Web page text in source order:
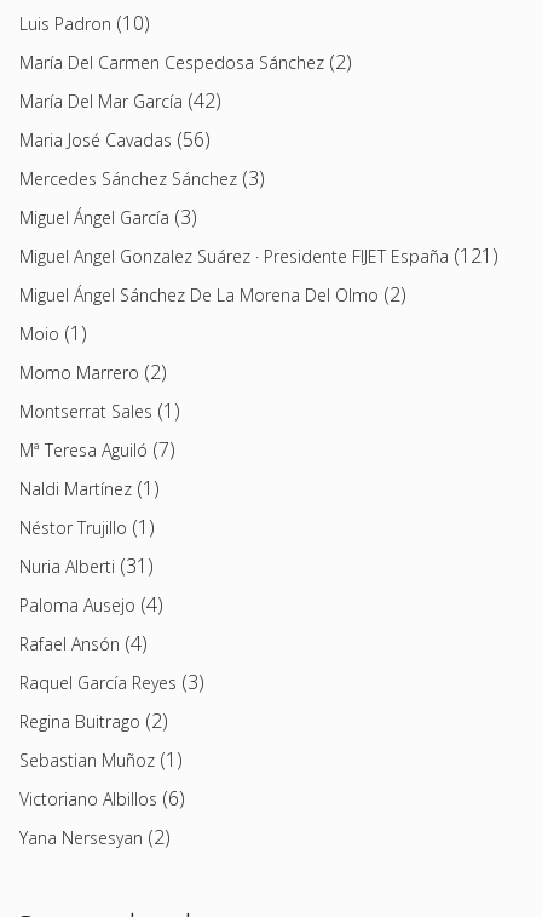
Luis Padron (10)
María Del Carmen Cespedosa Sánchez (2)
María Del Mar García (42)
Maria José Cavadas (56)
Mercedes Sánchez Sánchez (3)
Miguel Ángel García (3)
Miguel Angel Gonzalez Suárez · Presidente FIJET España (121)
Miguel Ángel Sánchez De La Morena Del Olmo (2)
Moio (1)
Momo Marrero (2)
Montserrat Sales (1)
Mª Teresa Aguiló (7)
Naldi Martínez (1)
Néstor Trujillo (1)
Nuria Alberti (31)
Paloma Ausejo (4)
Rafael Ansón (4)
Raquel García Reyes (3)
Regina Buitrago (2)
Sebastian Muñoz (1)
Victoriano Albillos (6)
Yana Nersesyan (2)